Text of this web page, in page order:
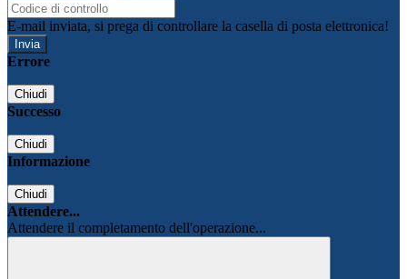
E-mail inviata, si prega di controllare la casella di posta elettronica!
Errore
Chiudi
Successo
Chiudi
Informazione
Chiudi
Attendere...
Attendere il completamento dell'operazione...